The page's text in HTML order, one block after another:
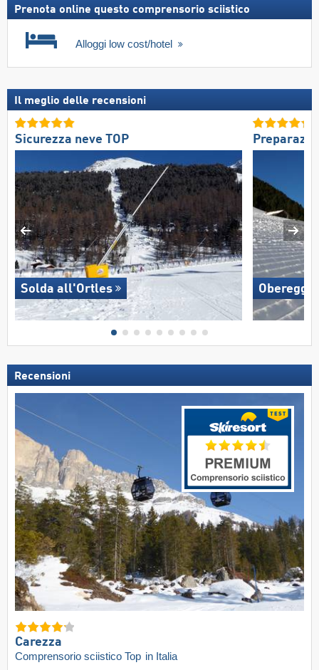
Prenota online questo comprensorio sciistico
Alloggi low cost/hotel
Il meglio delle recensioni
Sicurezza neve TOP
Solda all'Ortles
Recensioni
Carezza
Comprensorio sciistico Top in Italia